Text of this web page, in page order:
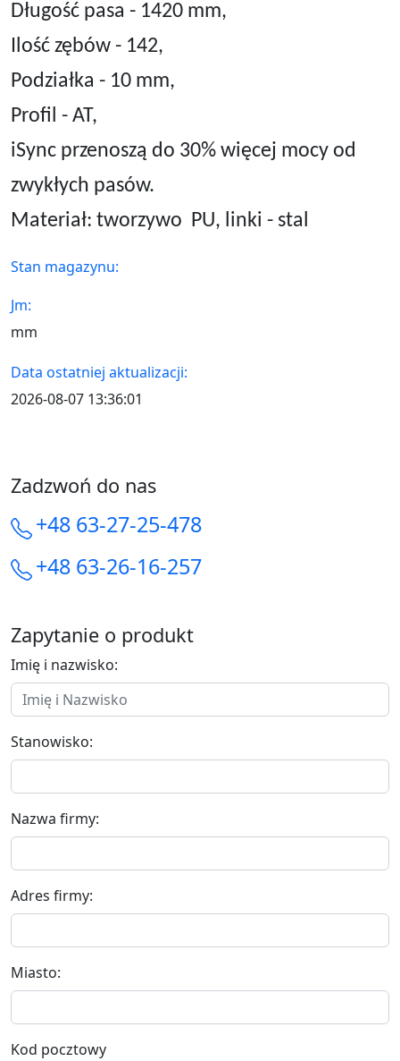
Długość pasa - 1420 mm,
Ilość zębów - 142,
Podziałka - 10 mm,
Profil - AT,
iSync przenoszą do 30% więcej mocy od
zwykłych pasów.
Materiał: tworzywo PU, linki - stal
Stan magazynu:
Jm:
mm
Data ostatniej aktualizacji:
2026-08-07 13:36:01
Zadzwoń do nas
+48 63-27-25-478
+48 63-26-16-257
Zapytanie o produkt
Imię i nazwisko:
Stanowisko:
Nazwa firmy:
Adres firmy:
Miasto:
Kod pocztowy